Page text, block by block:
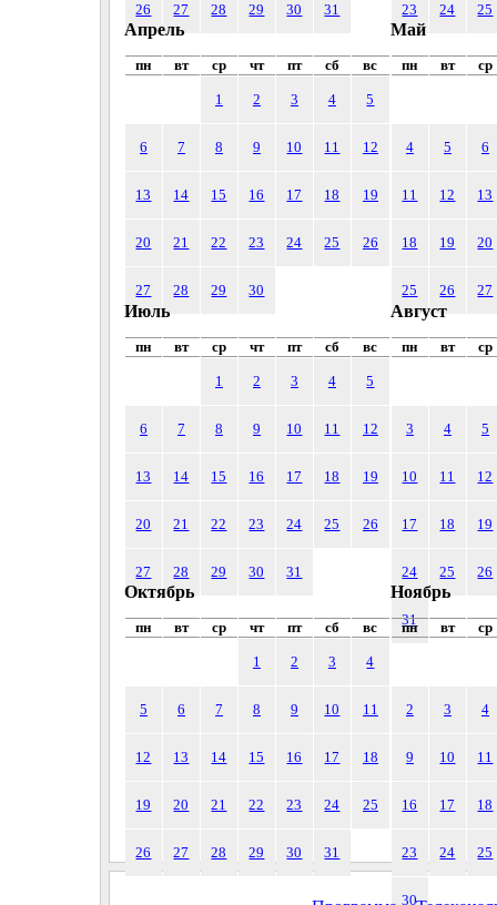
26 27 28 29 30 31 23 24 25
Апрель
пн вт ср чт пт сб вс
1 2 3 4 5
6 7 8 9 10 11 12
13 14 15 16 17 18 19
20 21 22 23 24 25 26
27 28 29 30
Май
пн вт ср
4 5 6
11 12 13
18 19 20
25 26 27
Июль
пн вт ср чт пт сб вс
1 2 3 4 5
6 7 8 9 10 11 12
13 14 15 16 17 18 19
20 21 22 23 24 25 26
27 28 29 30 31
Август
пн вт ср
3 4 5
10 11 12
17 18 19
24 25 26
31
Октябрь
пн вт ср чт пт сб вс
1 2 3 4
5 6 7 8 9 10 11
12 13 14 15 16 17 18
19 20 21 22 23 24 25
26 27 28 29 30 31
Ноябрь
пн вт ср
2 3 4
9 10 11
16 17 18
23 24 25
30